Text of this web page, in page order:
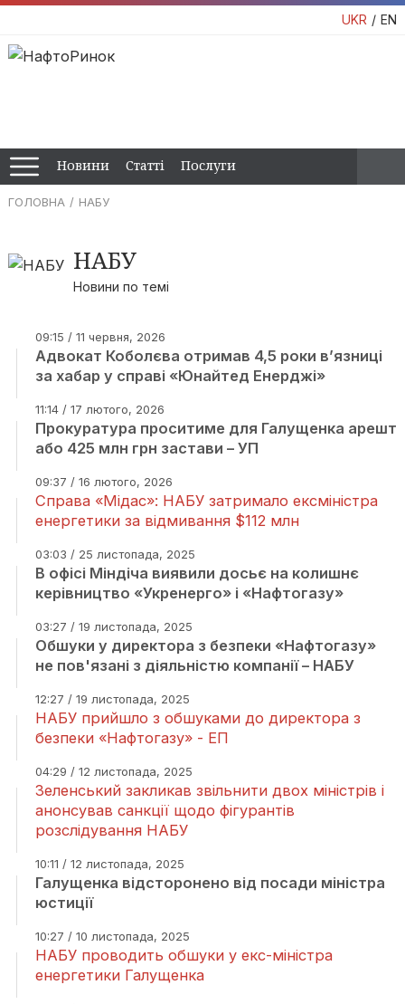
UKR EN
Новини Статті Послуги
ГОЛОВНА НАБУ
НАБУ
Новини по темі
09:15 / 11 червня, 2026
Адвокат Коболєва отримав 4,5 роки в’язниці
за хабар у справі «Юнайтед Енерджі»
11:14 / 17 лютого, 2026
Прокуратура проситиме для Галущенка арешт
або 425 млн грн застави – УП
09:37 / 16 лютого, 2026
Справа «Мідас»: НАБУ затримало ексміністра
енергетики за відмивання $112 млн
03:03 / 25 листопада, 2025
В офісі Міндіча виявили досьє на колишнє
керівництво «Укренерго» і «Нафтогазу»
03:27 / 19 листопада, 2025
Обшуки у директора з безпеки «Нафтогазу»
не пов'язані з діяльністю компанії – НАБУ
12:27 / 19 листопада, 2025
НАБУ прийшло з обшуками до директора з
безпеки «Нафтогазу» - ЕП
04:29 / 12 листопада, 2025
Зеленський закликав звільнити двох міністрів і
анонсував санкції щодо фігурантів
розслідування НАБУ
10:11 / 12 листопада, 2025
Галущенка відсторонено від посади міністра
юстиції
10:27 / 10 листопада, 2025
НАБУ проводить обшуки у екс-міністра
енергетики Галущенка